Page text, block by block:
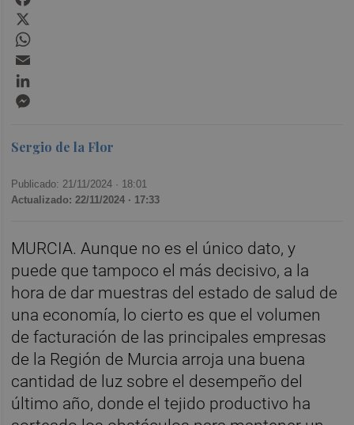
Sergio de la Flor
Publicado: 21/11/2024 · 18:01
Actualizado: 22/11/2024 · 17:33
MURCIA. Aunque no es el único dato, y
puede que tampoco el más decisivo, a la
hora de dar muestras del estado de sa lud de
una economía, lo cierto es que el volumen
de facturación de las principales empresas
de la Región de Murcia arroja una buena
cantidad de luz sobre el desempeño del
último año, donde el tejido productivo ha